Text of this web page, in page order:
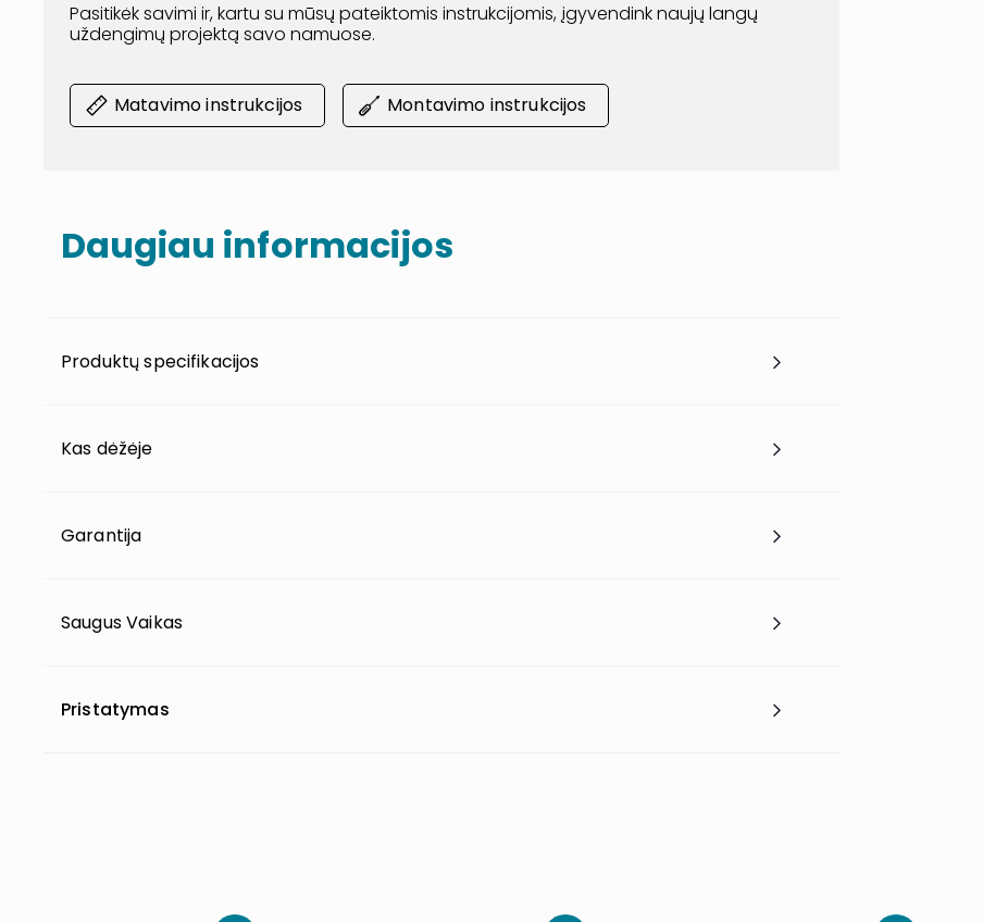
Pasitikėk savimi ir, kartu su mūsų pateiktomis instrukcijomis, įgyvendink naujų langų
uždengimų projektą savo namuose.
Matavimo instrukcijos Montavimo instrukcijos
Daugiau informacijos
Produktų specifikacijos
Kas dėžėje
Garantija
Saugus Vaikas
Pristatymas